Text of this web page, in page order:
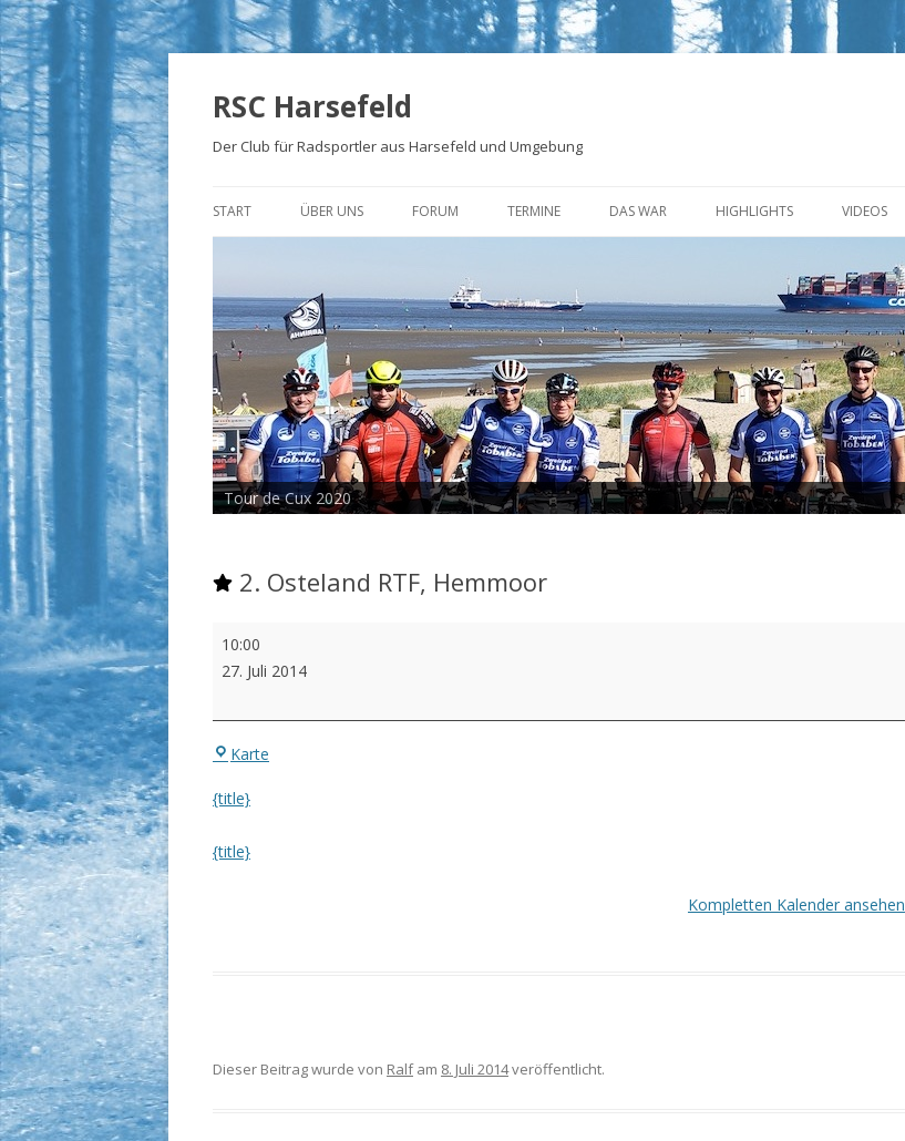
RSC Harsefeld
Der Club für Radsportler aus Harsefeld und Umgebung
Inhalt
START ÜBER UNS
UNSERE STRECKEN
FOTOALBEN
PRESSE
TRIKOTS
IMPRESSUM
FORUM TERMINE DAS WAR HIGHLIGHTS VIDEOS
Tour de Cux 2020
2. Osteland RTF, Hemmoor
Osteland
10:00
27. Juli 2014
Karte
{title}
{title}
Kompletten Kalender ansehen
Dieser Beitrag wurde von Ralfam 8. Juli 2014veröffentlicht.